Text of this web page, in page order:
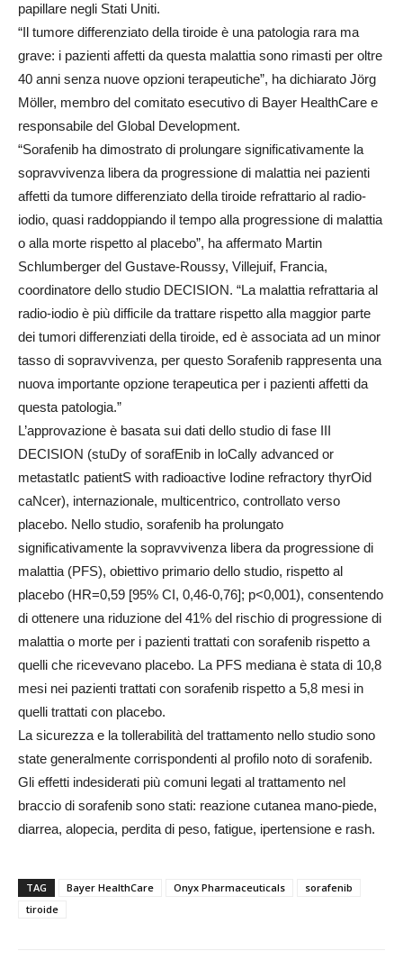
papillare negli Stati Uniti.
“Il tumore differenziato della tiroide è una patologia rara ma
grave: i pazienti affetti da questa malattia sono rimasti per oltre
40 anni senza nuove opzioni terapeutiche”, ha dichiarato Jörg
Möller, membro del comitato esecutivo di Bayer HealthCare e
responsabile del Global Development.
“Sorafenib ha dimostrato di prolungare significativamente la
sopravvivenza libera da progressione di malattia nei pazienti
affetti da tumore differenziato della tiroide refrattario al radio-
iodio, quasi raddoppiando il tempo alla progressione di malattia
o alla morte rispetto al placebo”, ha affermato Martin
Schlumberger del Gustave-Roussy, Villejuif, Francia,
coordinatore dello studio DECISION. “La malattia refrattaria al
radio-iodio è più difficile da trattare rispetto alla maggior parte
dei tumori differenziati della tiroide, ed è associata ad un minor
tasso di sopravvivenza, per questo Sorafenib rappresenta una
nuova importante opzione terapeutica per i pazienti affetti da
questa patologia.”
L’approvazione è basata sui dati dello studio di fase III
DECISION (stuDy of sorafEnib in loCally advanced or
metastatIc patientS with radioactive Iodine refractory thyrOid
caNcer), internazionale, multicentrico, controllato verso
placebo. Nello studio, sorafenib ha prolungato
significativamente la sopravvivenza libera da progressione di
malattia (PFS), obiettivo primario dello studio, rispetto al
placebo (HR=0,59 [95% CI, 0,46-0,76]; p<0,001), consentendo
di ottenere una riduzione del 41% del rischio di progressione di
malattia o morte per i pazienti trattati con sorafenib rispetto a
quelli che ricevevano placebo. La PFS mediana è stata di 10,8
mesi nei pazienti trattati con sorafenib rispetto a 5,8 mesi in
quelli trattati con placebo.
La sicurezza e la tollerabilità del trattamento nello studio sono
state generalmente corrispondenti al profilo noto di sorafenib.
Gli effetti indesiderati più comuni legati al trattamento nel
braccio di sorafenib sono stati: reazione cutanea mano-piede,
diarrea, alopecia, perdita di peso, fatigue, ipertensione e rash.
TAG Bayer HealthCare Onyx Pharmaceuticals
sorafenib
tiroide